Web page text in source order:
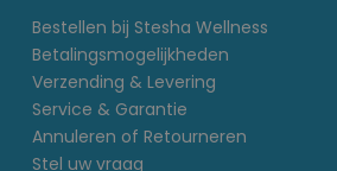
Bestellen bij Stesha Wellness
Betalingsmogelijkheden
Verzending & Levering
Service & Garantie
Annuleren of Retourneren
Stel uw vraag